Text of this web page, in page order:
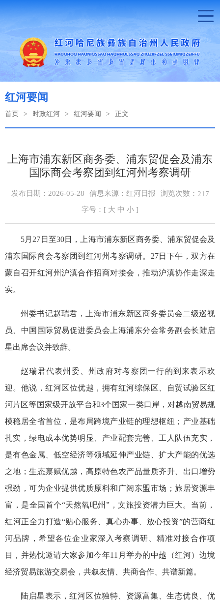
红河要闻
首页 > 时政红河 > 红河要闻 > 正文
上海市浦东新区商务委、浦东贸促会及浦东
国际商会考察团到红河州考察调研
发布日期：2026-05-28 信息来源：红河日报 浏览次数： 217
字号：[ 大 中 小 ]
5月27日至30日，上海市浦东新区商务委、浦东贸促会及
浦东国际商会考察团到红河州考察调研。27日下午，双方在
蒙自召开红河州沪滇合作招商对接会，推动沪滇协作走深走
实。
州委书记赵瑞君，上海市浦东新区商务委员会二级巡视
员、中国国际贸易促进委员会上海浦东分会常务副会长陆启
星出席会议并致辞。
赵瑞君代表州委、州政府对考察团一行的到来表示欢
迎。他说，红河区位优越，拥有红河综保区、自贸试验区红
河片区等国家级开放平台和3个国家一类口岸，对越南贸易规
模稳居全省首位，是布局跨境产业链的理想枢纽；产业基础
扎实，绿电成本优势明显、产业配套完善、工人队伍充实，
是有色金属、低空经济等领域延伸产业链、扩大产能的优选
之地；生态禀赋优越，高原特色农产品量质齐升、出口增势
强劲，可为企业提供优质原料和广阔东盟市场；旅居资源丰
富，是全国首个“天然氧吧州”，文旅投资潜力巨大。当前，
红河正全力打造“贴心服务、真心办事、放心投资”的营商红
河品牌，希望各位企业家深入考察调研、精准对接合作项
目，并热忱邀请大家参加今年11月举办的中越（红河）边境
经济贸易旅游交易会，共叙友情、共商合作、共谱新篇。
陆启星表示，红河区位独特、资源富集、生态优良、优